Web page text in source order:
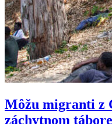
Môžu migranti z
záchytnom